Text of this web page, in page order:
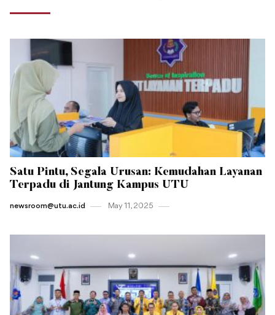
Satu Pintu, Segala Urusan: Kemudahan Layanan
Terpadu di Jantung Kampus UTU
newsroom@utu.ac.id May 11 , 2025